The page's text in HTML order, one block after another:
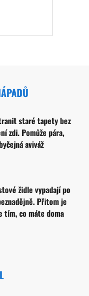
staré tapety bez
zdi. Pomůže pára,
aviváž
židle vypadají po
Přitom je
tím, co máte doma